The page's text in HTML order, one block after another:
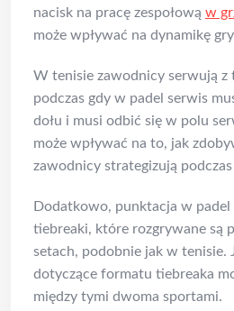
nacisk na pracę zespołową w
może wpływać na dynamikę
W tenisie zawodnicy serwują z
podczas gdy w padel serwis
dołu i musi odbić się w polu
może wpływać na to, jak
zawodnicy strategizują
Dodatkowo, punktacja w padel
tiebreaki, które rozgrywane są
setach, podobnie jak w tenisie.
dotyczące formatu tiebreaka
między tymi dwoma sportami.